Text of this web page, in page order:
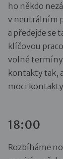
ho někdo
v neutrálním
a předejde se
klíčovou
volné
kontakty tak,
moci
18:00
Rozbíháme